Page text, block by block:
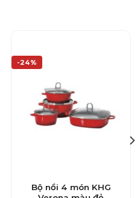
-24%
Bộ nồi 4 món KHG